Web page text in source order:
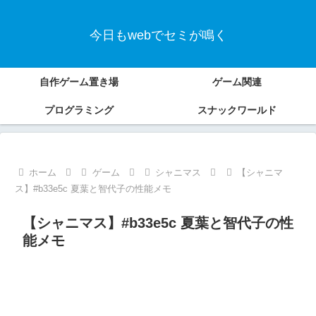
今日もwebでセミが鳴く
自作ゲーム置き場 ゲーム関連
プログラミング スナックワールド
ホーム ゲーム シャニマス
【シャニマ
ス】#b33e5c 夏葉と智代子の性能メモ
【シャニマス】#b33e5c 夏葉と智代子の性
能メモ